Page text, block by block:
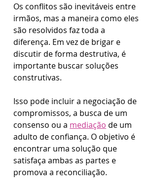
Os conflitos são inevitáveis entre
irmãos, mas a maneira como eles
são resolvidos faz toda a
diferença. Em vez de brigar e
discutir de forma destrutiva, é
importante buscar soluções
construtivas.
Isso pode incluir a negociação de
compromissos, a busca de um
consenso ou a mediação de um
adulto de confiança. O objetivo é
encontrar uma solução que
satisfaça ambas as partes e
promova a reconciliação.